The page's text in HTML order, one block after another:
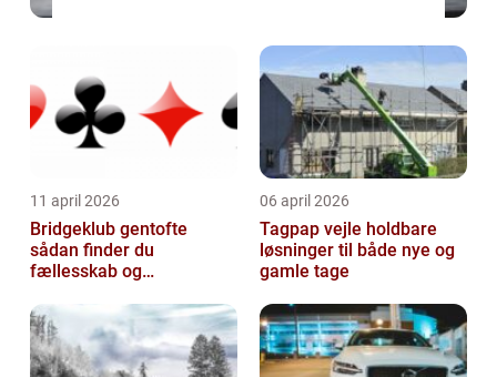
11 april 2026
Bridgeklub gentofte
sådan finder du
fællesskab og
06 april 2026
Tagpap vejle holdbare
løsninger til både nye og
gamle tage